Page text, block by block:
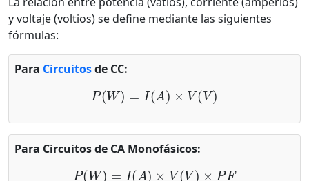
y voltaje (voltios) se define mediante las siguientes
fórmulas:
Para Circuitosde CC:
P(W)=I(A)× V V)
Para Circuitos de CA Monofásicos:
P W =I (A × V(V)×P F